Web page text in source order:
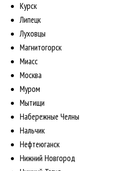
Курск
Липецк
Луховцы
Магнитогорск
Миасс
Москва
Муром
Мытищи
Набережные Челны
Нальчик
Нефтеюганск
Нижний Новгород